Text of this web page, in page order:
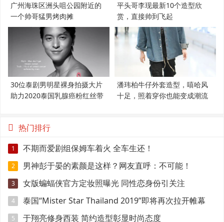
广州海珠区洲头咀公园附近的
一个帅哥猛男烤肉摊
平头哥李现最新10个造型欣
赏，直接帅到飞起
30位泰剧男明星裸身拍摄大片
助力2020泰国乳腺癌粉红丝带
潘玮柏牛仔外套造型，嘻哈风
十足，照着穿你也能变成潮流
热门排行
1 不期而爱剧组保姆车着火 全车生还！
2 男神彭于晏的素颜是这样？网友直呼：不可能！
3 女版蝙蝠侠官方定妆照曝光 同性恋身份引关注
4 泰国“Mister Star Thailand 2019”即将再次拉开帷幕
5 于翔亮修身西装 简约造型彰显时尚态度